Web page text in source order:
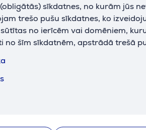
sīkdatnes, no kurām jūs
trešo pušu sīkdatnes, ko
sūtītas no ierīcēm vai domēniem,
no šīm sīkdatnēm, apstrādā trešā
Komplekts tvaika